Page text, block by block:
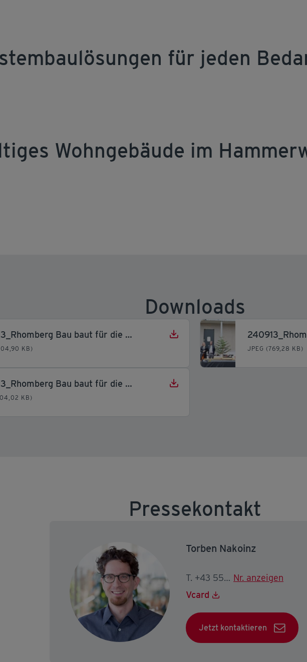
für jeden
Wohngebäude im
Downloads
240913_Rhomberg Bau baut für die GWG_2
KB) JPEG (769,28 KB)
240913_Rhomberg Bau baut für die GWG_1_hoch
KB)
Pressekontakt
Torben Nakoinz
T. +43 5574 403-2146 Nr. anzeigen
Vcard
Jetzt kontaktieren